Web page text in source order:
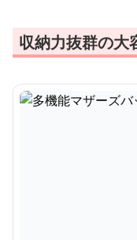
収納力抜群の大